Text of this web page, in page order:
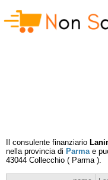
Il consulente finanziario
nella provincia di Parmae
43044 Collecchio ( Parma).